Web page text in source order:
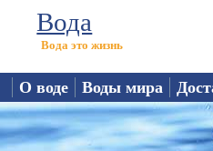
Вода
Вода это жизнь
О воде Воды мира